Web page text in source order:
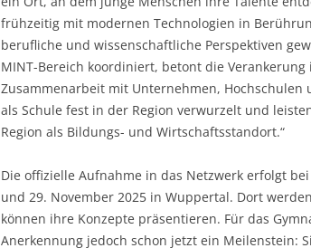
frühzeitig mit modernen Technologien in
berufliche und wissenschaftliche Perspektiven
MINT-Bereich koordiniert, betont die Verankerung
Zusammenarbeit mit Unternehmen,
als Schule fest in der Region verwurzelt und
Region als Bildungs- und Wirtschaftsstandort.“
Die offizielle Aufnahme in das Netzwerk erfolgt
und 29. November 2025 in Wuppertal. Dort
können ihre Konzepte präsentieren. Für das
Anerkennung jedoch schon jetzt ein Meilenstein: